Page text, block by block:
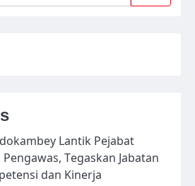
Lantik Pejabat
Tegaskan Jabatan
dan Kinerja